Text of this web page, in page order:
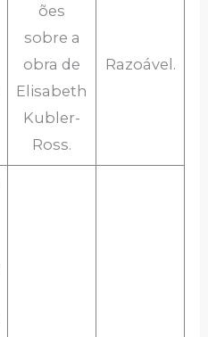
ões
sobre a
obra de
Elisabeth
Kubler-
Ross.
Razoável.